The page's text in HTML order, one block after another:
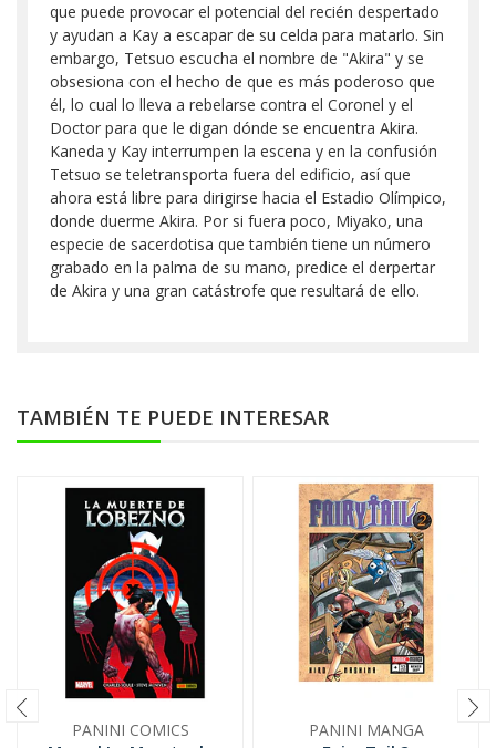
que puede provocar el potencial del recién despertado
y ayudan a Kay a escapar de su celda para matarlo. Sin
embargo, Tetsuo escucha el nombre de "Akira" y se
obsesiona con el hecho de que es más poderoso que
él, lo cual lo lleva a rebelarse contra el Coronel y el
Doctor para que le digan dónde se encuentra Akira.
Kaneda y Kay interrumpen la escena y en la confusión
Tetsuo se teletransporta fuera del edificio, así que
ahora está libre para dirigirse hacia el Estadio Olímpico,
donde duerme Akira. Por si fuera poco, Miyako, una
especie de sacerdotisa que también tiene un número
grabado en la palma de su mano, predice el derpertar
de Akira y una gran catástrofe que resultará de ello.
TAMBIÉN TE PUEDE INTERESAR
PANINI COMICS PANINI MANGA